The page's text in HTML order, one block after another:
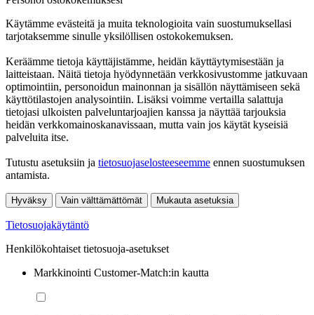
Käytämme evästeitä ja muita teknologioita vain suostumuksellasi
tarjotaksemme sinulle yksilöllisen ostokokemuksen.
Keräämme tietoja käyttäjistämme, heidän käyttäytymisestään ja
laitteistaan. Näitä tietoja hyödynnetään verkkosivustomme jatkuvaan
optimointiin, personoidun mainonnan ja sisällön näyttämiseen sekä
käyttötilastojen analysointiin. Lisäksi voimme vertailla salattuja
tietojasi ulkoisten palveluntarjoajien kanssa ja näyttää tarjouksia
heidän verkkomainoskanavissaan, mutta vain jos käytät kyseisiä
palveluita itse.
Tutustu asetuksiin ja tietosuojaselosteeseemme ennen suostumuksen
antamista.
Hyväksy Vain välttämättömät Mukauta asetuksia
Tietosuojakäytäntö
Henkilökohtaiset tietosuoja-asetukset
Markkinointi Customer-Match:in kautta